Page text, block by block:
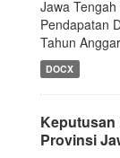
Jawa
Pendapatan
Tahun
DOCX
Keputusan
Provinsi